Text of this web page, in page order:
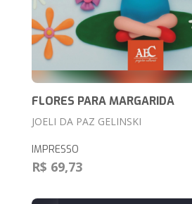
FLORES PARA MARGARIDA
JOELI DA PAZ GELINSKI
IMPRESSO
R$ 69,73